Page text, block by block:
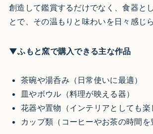
創造して鑑賞するだけでなく、食器と
とで、その温もりと味わいを日々感じ
▼ふもと窯で購入できる主な作品
茶碗や湯呑み（日常使いに最適）
皿やボウル（料理が映える器）
花器や置物（インテリアとしても楽
カップ類（コーヒーやお茶の時間を